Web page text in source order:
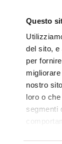
Questo
del sito, e
per
nostro
loro o
segmenti
CHI SIAMO